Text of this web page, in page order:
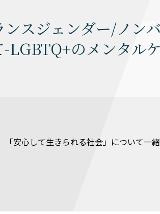
スジェンダー/ノン
のメンタル
安心して生きられる社会」について一